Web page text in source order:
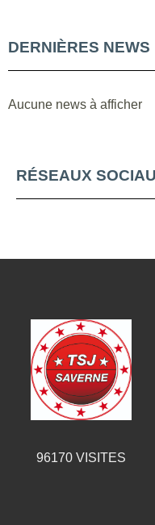
DERNIÈRES NEWS
Aucune news à afficher
RÉSEAUX
96170VISITES